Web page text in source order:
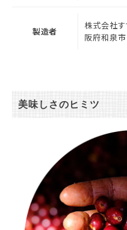
製造者
株式会社す
阪府和泉
美味しさのヒミツ